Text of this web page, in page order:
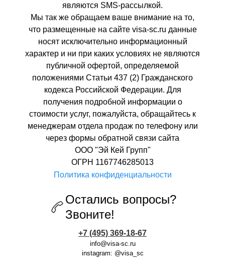
являются SMS-рассылкой.
Мы так же обращаем ваше внимание на то,
что размещенные на сайте visa-sc.ru данные
носят исключительно информационный
характер и ни при каких условиях не являются
публичной офертой, определяемой
положениями Статьи 437 (2) Гражданского
кодекса Российской Федерации. Для
получения подробной информации о
стоимости услуг, пожалуйста, обращайтесь к
менеджерам отдела продаж по телефону или
через формы обратной связи сайта
ООО "Эй Кей Групп"
ОГРН 1167746285013
Политика конфиденциальности
Остались вопросы?
Звоните!
+7 (495) 369-18-67
info@visa-sc.ru
instagram: @visa_sc